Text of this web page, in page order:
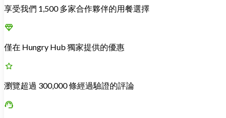
享受我們 1,500 多家合作夥伴的用餐選擇
僅在 Hungry Hub 獨家提供的優惠
瀏覽超過 300,000 條經過驗證的評論